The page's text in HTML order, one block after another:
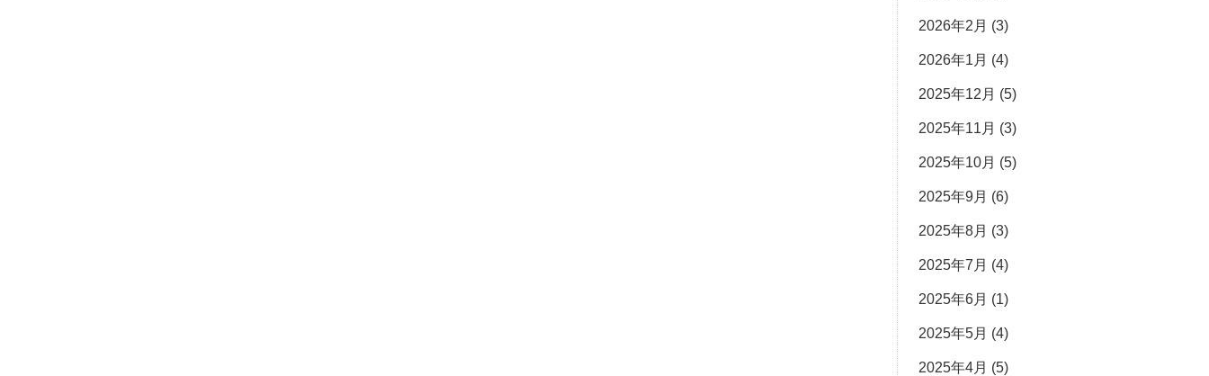
2026年2月 (3)
2026年1月 (4)
2025年12月 (5)
2025年11月 (3)
2025年10月 (5)
2025年9月 (6)
2025年8月 (3)
2025年7月 (4)
2025年6月 (1)
2025年5月 (4)
2025年4月 (5)